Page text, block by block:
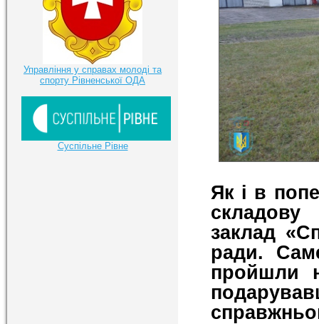
Як і в
складову
заклад
ради.
пройшли
Управління у справах молоді та
спорту Рівненської ОДА
Суспільне Рівне